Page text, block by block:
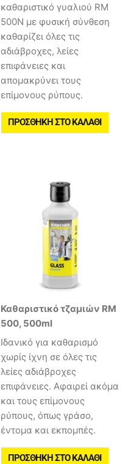
καθαριστικό γυαλιού RM
500N με φυσική σύνθεση
καθαρίζει όλες τις
αδιάβροχες, λείες
επιφάνειες και
απομακρύνει τους
επίμονους ρύπους.
ΠΡΟΣΘΉΚΗ ΣΤΟ ΚΑΛΆΘΙ
Καθαριστικό τζαμιών RM
500, 500ml
Ιδανικό για καθαρισμό
χωρίς ίχνη σε όλες τις
λείες αδιάβροχες
επιφάνειες. Αφαιρεί ακόμα
και τους επίμονους
ρύπους, όπως γράσο,
έντομα και εκπομπές.
ΠΡΟΣΘΉΚΗ ΣΤΟ ΚΑΛΆΘΙ